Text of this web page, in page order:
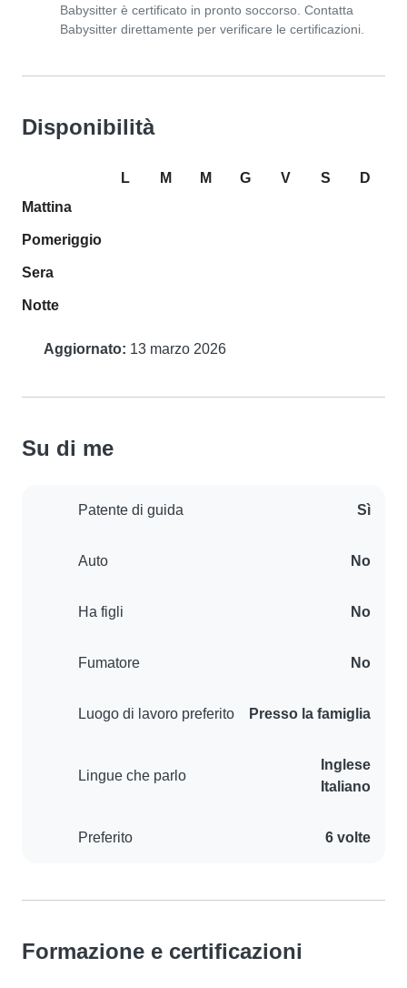
Babysitter è certificato in pronto soccorso. Contatta
Babysitter direttamente per verificare le certificazioni.
Disponibilità
L M M G V S
D
Mattina
Pomeriggio
Sera
Notte
Aggiornato: 13 marzo 2026
Su di me
Patente di guida Sì
Auto No
Ha figli No
Fumatore No
Luogo di lavoro preferito Presso la famiglia
Lingue che parlo
Inglese
Italiano
Preferito 6 volte
Formazione e certificazioni